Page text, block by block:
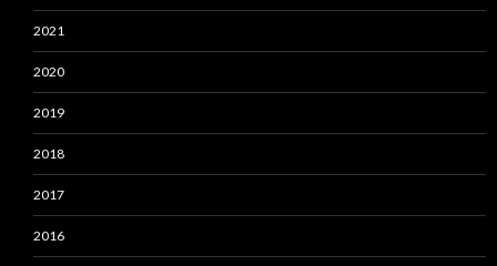
2021
2020
2019
2018
2017
2016